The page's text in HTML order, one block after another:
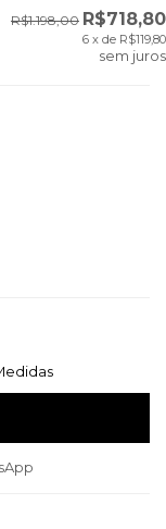
R$1.198,00 R$718,80
6 x de R$119,80
sem juros